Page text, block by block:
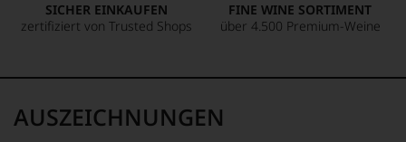
SICHER EINKAUFEN
zertifiziert von Trusted Shops
FINE WINE SORTIMENT
über 4.500 Premium-Weine
AUSZEICHNUNGEN